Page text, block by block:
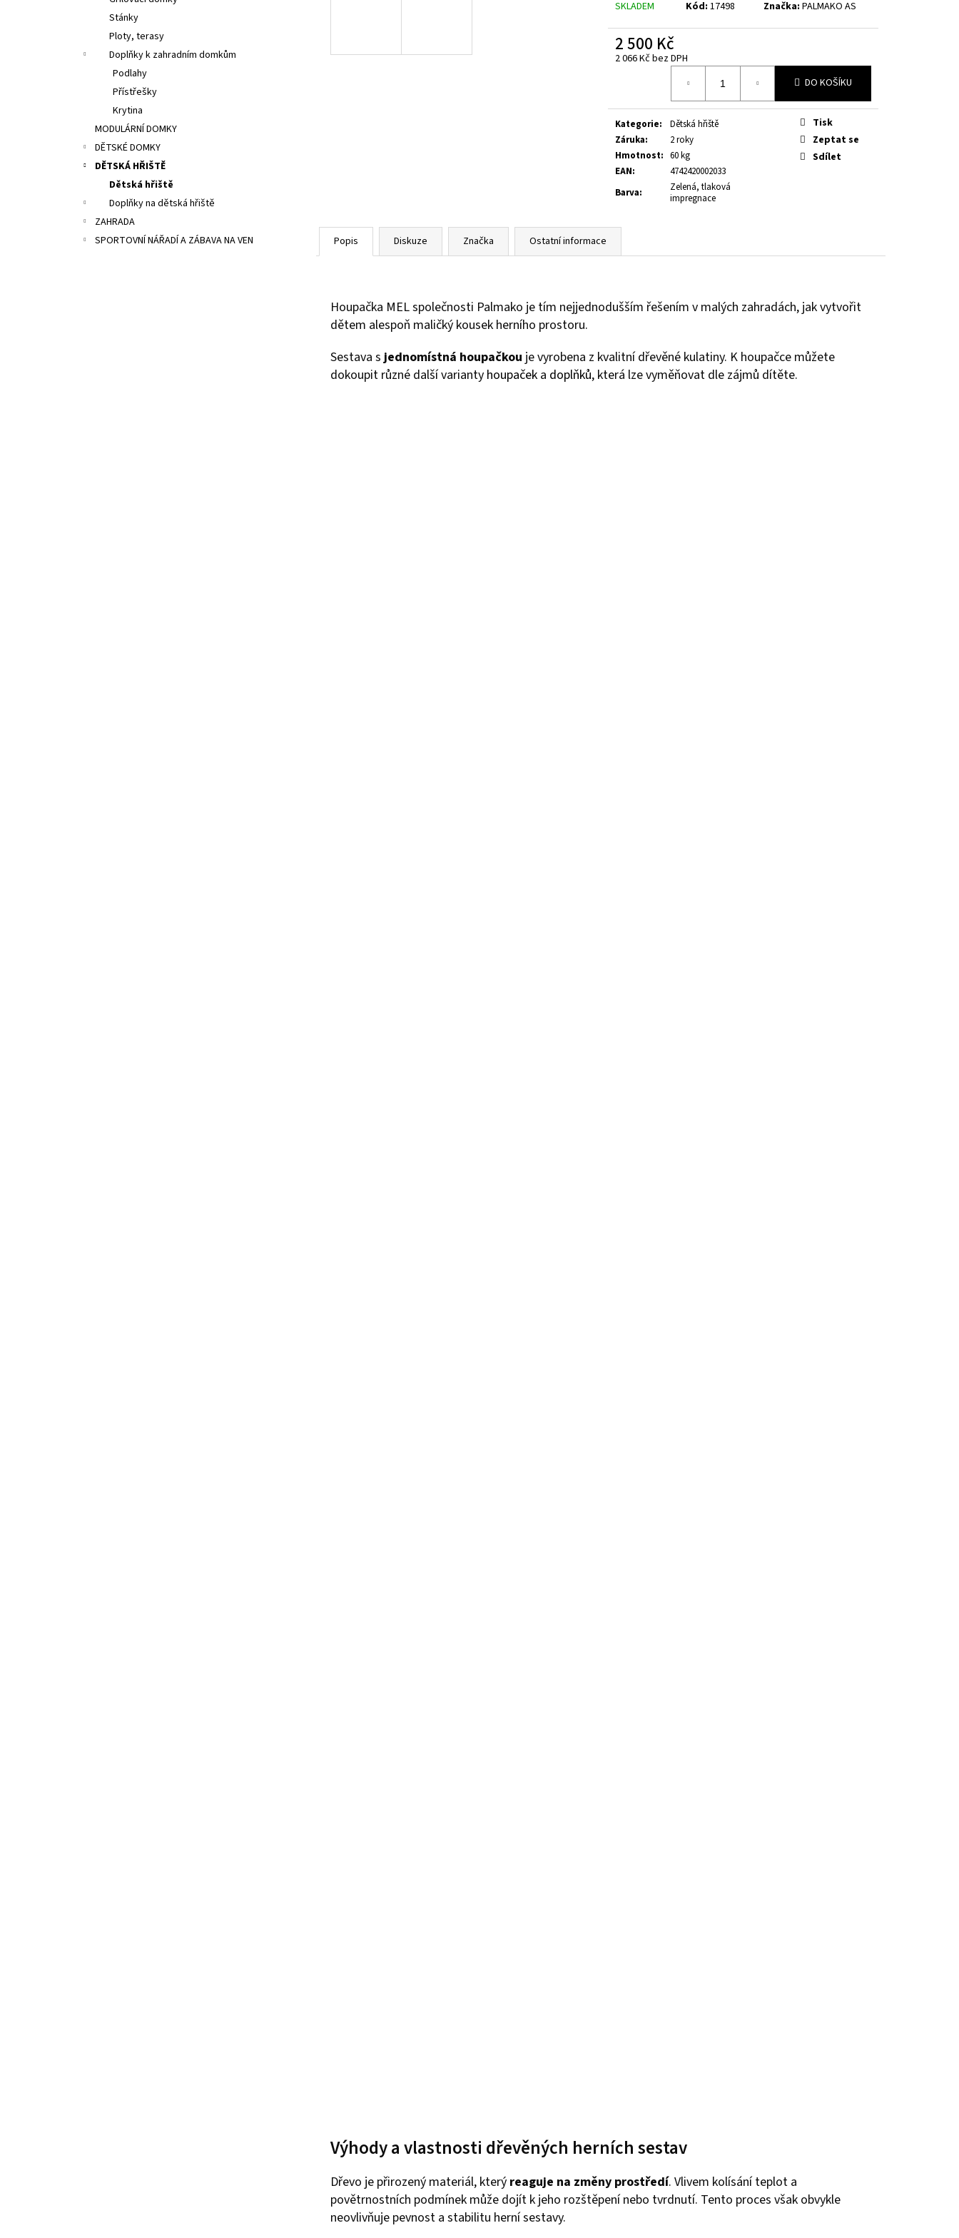
Stánky
Ploty, terasy
Doplňky k zahradním domkům
Podlahy
Přístřešky
Krytina
MODULÁRNÍ DOMKY
DĚTSKÉ DOMKY
DĚTSKÁ HŘIŠTĚ
Dětská hřiště
Doplňky na dětská hřiště
ZAHRADA
SPORTOVNÍ NÁŘADÍ A ZÁBAVA NA VEN
SKLADEM Kód: 17498 Značka:PALMAKO AS
2 500 Kč
2 066 Kč bez DPH
DO KOŠÍKU
Kategorie:
Dětská hřiště
Záruka:
2 roky
Hmotnost: 60 kg
EAN:
4742420002033
Barva:
Zelená, tlaková
impregnace
Tisk
Zeptat se
Sdílet
Popis Diskuze Značka Ostatní informace
Houpačka MEL společnosti Palmako je tím nejjednodušším řešením v malých zahradách, jak vytvořit
dětem alespoň maličký kousek herního prostoru.
Sestava s jednomístná houpačkou je vyrobena z kvalitní dřevěné kulatiny. K houpačce můžete
dokoupit různé další varianty houpaček a doplňků, která lze vyměňovat dle zájmů dítěte.
Výhody a vlastnosti dřevěných herních sestav
Dřevo je přirozený materiál, který reaguje na změny prostředí. Vlivem kolísání teplot a
povětrnostních podmínek může dojít k jeho rozštěpení nebo tvrdnutí. Tento proces však obvykle
neovlivňuje pevnost a stabilitu herní sestavy.
Původně:36 400 Kč